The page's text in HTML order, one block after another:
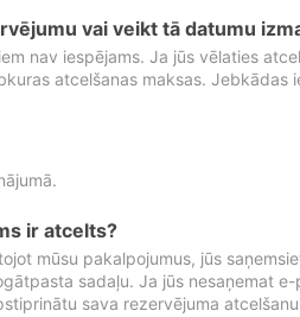
vai veikt tā datumu
nav iespējams. Ja jūs vēlaties
atcelšanas maksas. Jebkādas
ir atcelts?
mūsu pakalpojumus, jūs
sadaļu. Ja jūs nesaņemat
sava rezervējuma